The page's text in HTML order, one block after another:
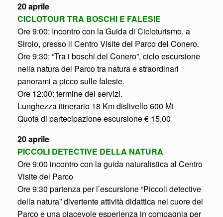
20 aprile
CICLOTOUR TRA BOSCHI E FALESIE
Ore 9:00: Incontro con la Guida di Cicloturismo, a
Sirolo, presso il Centro Visite del Parco del Conero.
Ore 9:30: “Tra i boschi del Conero”, ciclo escursione
nella natura del Parco tra natura e straordinari
panorami a picco sulle falesie.
Ore 12:00: termine dei servizi.
Lunghezza itinerario 18 Km dislivello 600 Mt
Quota di partecipazione escursione € 15,00
20 aprile
PICCOLI DETECTIVE DELLA NATURA
Ore 9:00 incontro con la guida naturalistica al Centro
Visite del Parco
Ore 9:30 partenza per l’escursione “Piccoli detective
della natura” divertente attività didattica nel cuore del
Parco e una piacevole esperienza in compagnia per